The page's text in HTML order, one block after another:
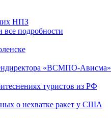
НПЗ
все подробности
«ВСМПО-Ависма»
туристов из РФ
о нехватке ракет у США